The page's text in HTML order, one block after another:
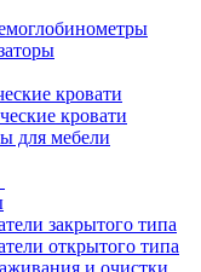
кровати
кровати
для мебели
закрытого типа
открытого типа
и очистки